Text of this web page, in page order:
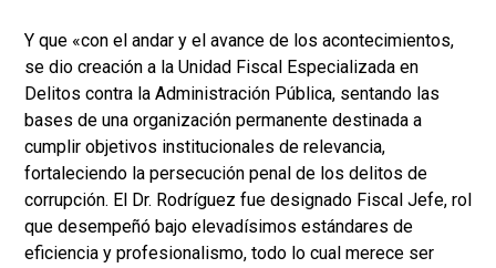
Y que «con el andar y el avance de los acontecimientos,
se dio creación a la Unidad Fiscal Especializada en
Delitos contra la Administración Pública, sentando las
bases de una organización permanente destinada a
cumplir objetivos institucionales de relevancia,
fortaleciendo la persecución penal de los delitos de
corrupción. El Dr. Rodríguez fue designado Fiscal Jefe, rol
que desempeñó bajo elevadísimos estándares de
eficiencia y profesionalismo, todo lo cual merece ser